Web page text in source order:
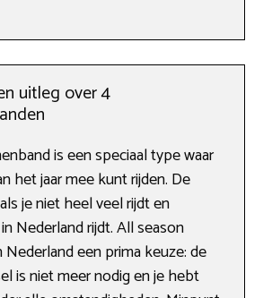
uitleg over 4
is een speciaal type waar
het jaar mee kunt rijden. De
je niet heel veel rijdt en
Nederland rijdt. All season
Nederland een prima keuze: de
is niet meer nodig en je hebt